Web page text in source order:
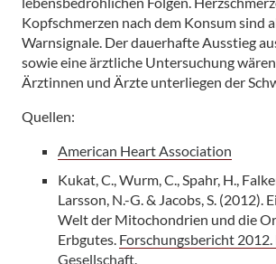
Kopfschmerzen nach dem Konsum sind
Warnsignale. Der dauerhafte Ausstieg
sowie eine ärztliche Untersuchung
Ärztinnen und Ärzte unterliegen der
Quellen:
American Heart Association
Kukat, C., Wurm, C., Spahr, H.,
Larsson, N.-G. & Jacobs, S. (2012).
Welt der Mitochondrien und die
Erbgutes. Forschungsbericht
Gesellschaft.